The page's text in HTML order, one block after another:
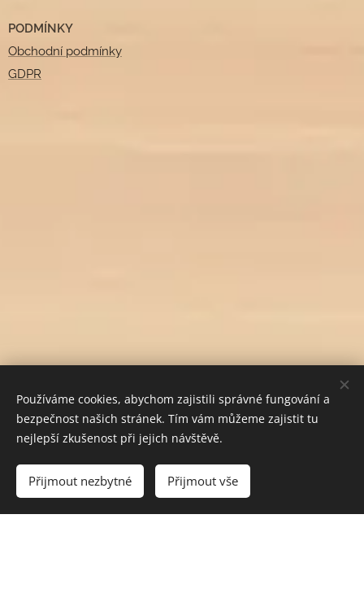
Do košíku
PODMÍNKY
Obchodní podmínky
GDPR
Používáme cookies, abychom zajistili správné fungování a
bezpečnost našich stránek. Tím vám můžeme zajistit tu
nejlepší zkušenost při jejich návštěvě.
Přijmout nezbytné Přijmout vše